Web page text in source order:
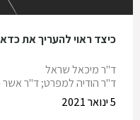
כיצד ראוי להעריך את
ד"ר מיכאל שראל
ד"ר הודיה למפרט; ד"ר אשר
5 ינואר 2021